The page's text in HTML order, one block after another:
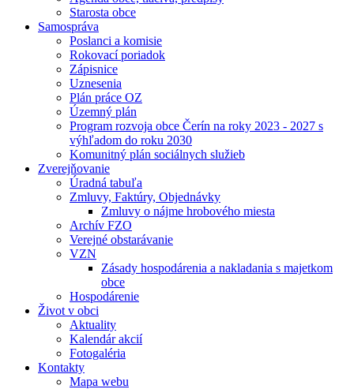
Starosta obce
Samospráva
Poslanci a komisie
Rokovací poriadok
Zápisnice
Uznesenia
Plán práce OZ
Územný plán
Program rozvoja obce Čerín na roky 2023 - 2027 s
výhľadom do roku 2030
Komunitný plán sociálnych služieb
Zverejňovanie
Úradná tabuľa
Zmluvy, Faktúry, Objednávky
Zmluvy o nájme hrobového miesta
Archív FZO
Verejné obstarávanie
VZN
Zásady hospodárenia a nakladania s majetkom
obce
Hospodárenie
Život v obci
Aktuality
Kalendár akcií
Fotogaléria
Kontakty
Mapa webu